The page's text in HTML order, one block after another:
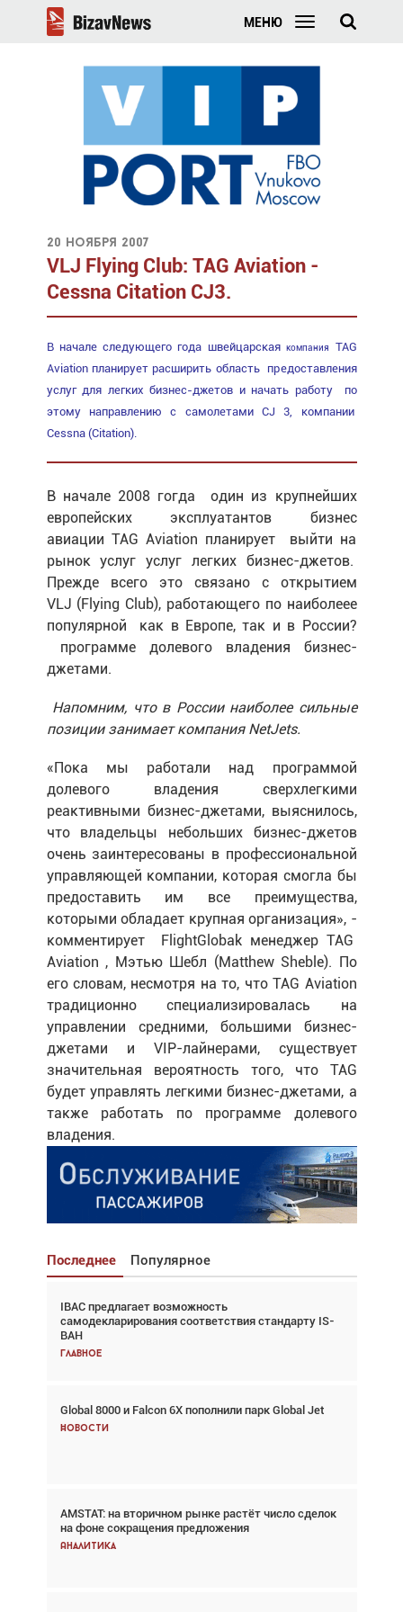
МЕНЮ
20 ноября 2007
VLJ Flying Club: TAG Aviation -
Cessna Citation CJ3.
В начале следующего года швейцарскаякомпания
TAG
Aviation планирует расширить область предоставления
услуг для легких бизнес-джетов и начать работу по
этому направлению с самолетами СJ 3, компании
Cessna (Сitation).
В начале 2008 гогда один из крупнейших
европейских эксплуатантов бизнес
авиации TAG Aviation планирует выйти на
рынок услуг услуг легких бизнес-джетов.
Прежде всего это связано с открытием
VLJ (Flying Club), работающего по наиболеее
популярной как в Европе, так и в России?
программе долевого владения бизнес-
джетами.
Напомним, что в России наиболее сильные
позиции занимает компания NetJets.
«Пока мы работали над программой
долевого владения сверхлегкими
реактивными бизнес-джетами, выяснилось,
что владельцы небольших бизнес-джетов
очень заинтересованы в профессиональной
управляющей компании, которая смогла бы
предоставить им все преимущества,
которыми обладает крупная организация», -
комментирует FlightGlobak менеджер TAG
Aviation , Мэтью Шебл (Matthew Sheble). По
его словам, несмотря на то, что TAG Aviation
традиционно специализировалась на
управлении средними, большими бизнес-
джетами и VIP-лайнерами, существует
значительная вероятность того, что TAG
будет управлять легкими бизнес-джетами, а
также работать по программе долевого
владения.
Последнее Популярное
IBAC предлагает возможность
самодекларирования соответствия стандарту IS-
BAH
Главное
Global 8000 и Falcon 6X пополнили парк Global Jet
Новости
AMSTAT: на вторичном рынке растёт число сделок
на фоне сокращения предложения
Аналитика
Взгляд с высоты: тандем вертолётов и БПЛА в
спасательных операциях
Главное
Авиационный фотограф Дэйв Кох: «Фотография
говорит сама за себя... а ИИ всё портит»
В городах чемпионата мира наблюдался подъём,
хотя общий трафик снизился
Аналитика